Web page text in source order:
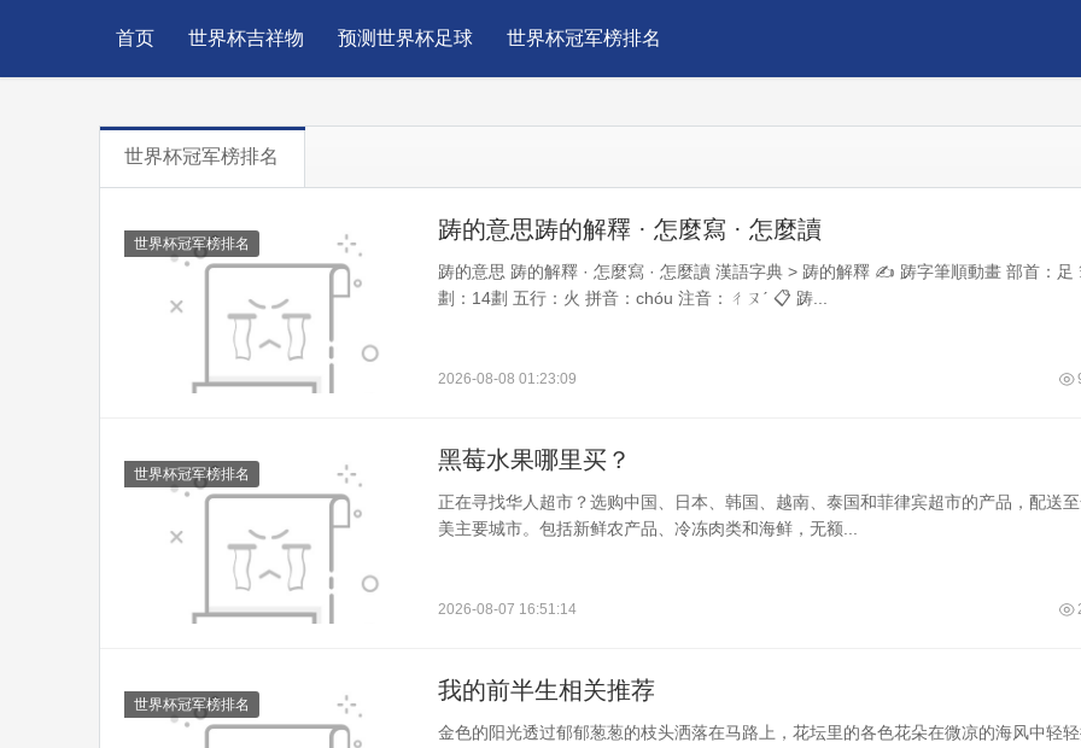
首页 世界杯吉祥物 预测世界杯足球 世界杯冠军榜排名
世界杯冠军榜排名
世界杯冠军榜排名
踌的意思踌的解釋 · 怎麼寫 · 怎麼讀
踌的意思 踌的解釋 · 怎麼寫 · 怎麼讀 漢語字典 > 踌的解釋 ✍️ 踌字筆順動畫 部首：足
劃：14劃 五行：火 拼音：chóu 注音：ㄔㄡˊ 📋 踌...
2026-08-08 01:23:09
世界杯冠军榜排名
黑莓水果哪里买？
正在寻找华人超市？选购中国、日本、韩国、越南、泰国和菲律宾超市的产品，配送
美主要城市。包括新鲜农产品、冷冻肉类和海鲜，无额...
2026-08-07 16:51:14
世界杯冠军榜排名
我的前半生相关推荐
金色的阳光透过郁郁葱葱的枝头洒落在马路上，花坛里的各色花朵在微凉的海风中轻